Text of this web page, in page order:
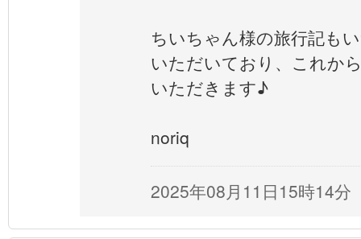
ちいちゃん様の旅行記も
いただいており、これか
いただきます♪
noriq
2025年08月11日15時14分